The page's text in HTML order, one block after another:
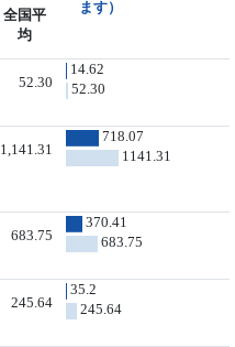
ます）
全国平
均
52.30
14.62
52.30
1,141.31
718.07
1141.31
683.75
370.41
683.75
245.64
35.2
245.64